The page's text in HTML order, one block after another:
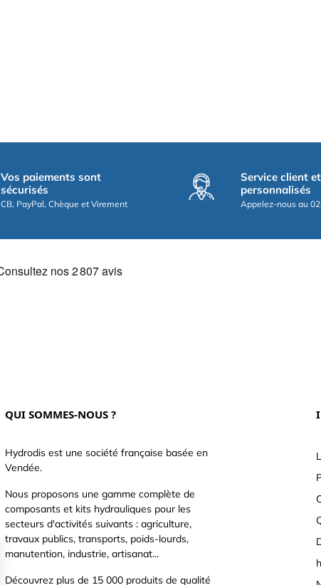
Vos paiements sont
sécurisés
CB, PayPal, Chèque et Virement
Service client
personnalisés
Appelez-nous au
QUI SOMMES-NOUS ?
Hydrodis est une société française basée en
Vendée.
Nous proposons une gamme complète de
composants et kits hydrauliques pour les
secteurs d'activités suivants : agriculture,
travaux publics, transports, poids-lourds,
manutention, industrie, artisanat...
Découvrez plus de 15 000 produits de qualité